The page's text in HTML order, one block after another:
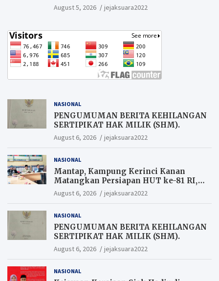
August 5, 2026 jejaksuara2022
NASIONAL
PENGUMUMAN BERITA KEHILANGAN
SERTIPIKAT HAK MILIK (SHM).
August 6, 2026 jejaksuara2022
NASIONAL
Mantap, Kampung Kerinci Kanan
Matangkan Persiapan HUT ke-81 RI,
Warga yang ikut Upacara
Berkesempatan Raih Hadiah
August 6, 2026 jejaksuara2022
NASIONAL
PENGUMUMAN BERITA KEHILANGAN
SERTIPIKAT HAK MILIK (SHM).
August 6, 2026 jejaksuara2022
NASIONAL